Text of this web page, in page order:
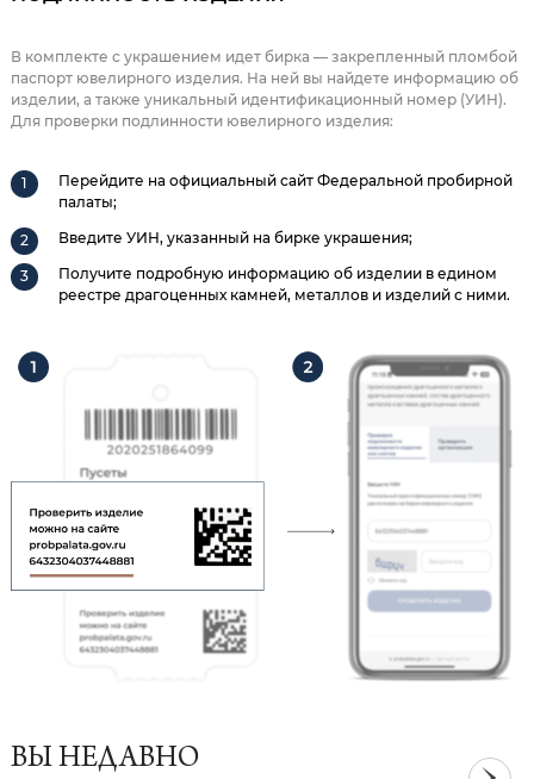
В комплекте с украшением идет бирка — закрепленный пломбой
паспорт ювелирного изделия. На ней вы найдете информацию об
изделии, а также уникальный идентификационный номер (УИН).
Для проверки подлинности ювелирного изделия:
Перейдите на официальный сайт Федеральной пробирной
палаты;
Введите УИН, указанный на бирке украшения;
Получите подробную информацию об изделии в едином
реестре драгоценных камней, металлов и изделий с ними.
ВЫ НЕДАВНО